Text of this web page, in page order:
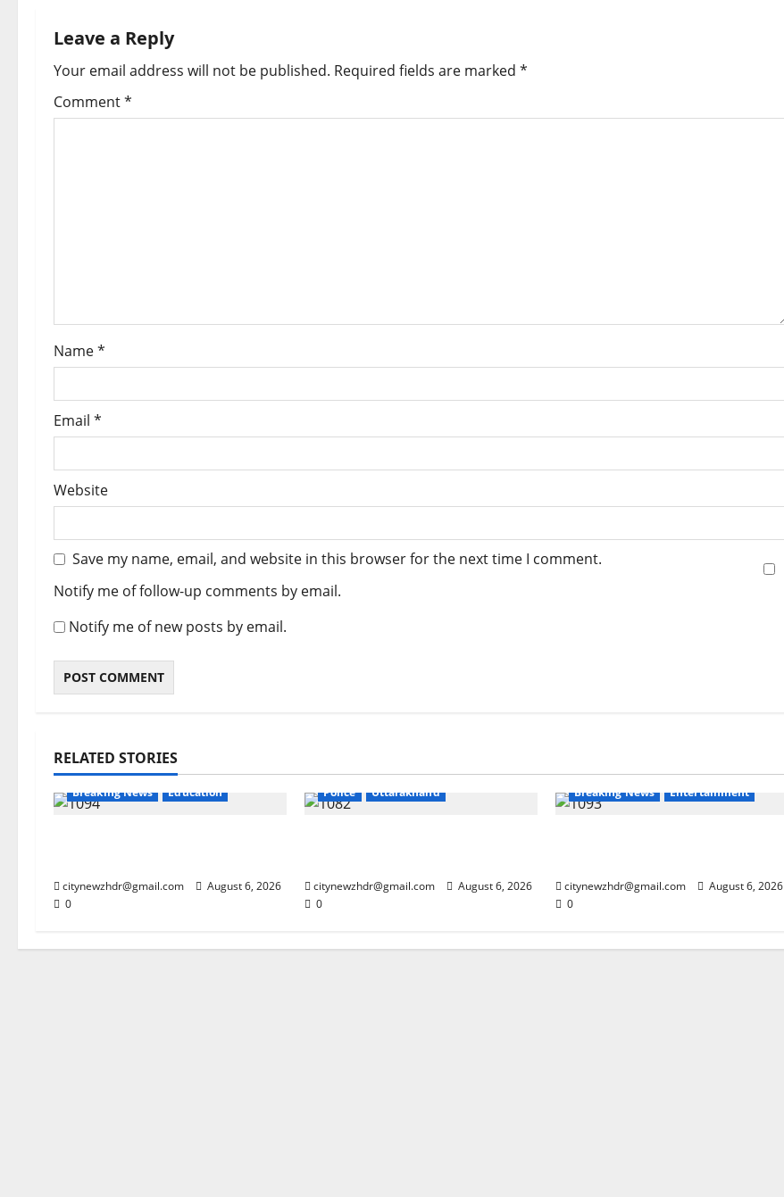
n
a
v
o
n
Leave a Reply
Your email address will not be published. Required fields are marked *
Comment*
Name*
Email *
Website
Save my name, email, and website in this browser for the next time I comment.
Notify me of follow-up comments by email.
Notify me of new posts by email.
RELATED STORIES
Breaking News Education
citynewzhdr@gmail.com
August 6, 2026
0
Police
Uttarakhand
citynewzhdr@gmail.com
August 6, 2026
0
Breaking News Entertainment
citynewzhdr@gmail.com
August 6, 2026
0